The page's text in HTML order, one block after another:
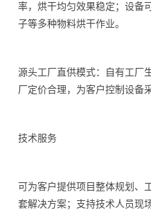
率，烘干均匀效果稳定；设备
子等多种物料烘干作业。
源头工厂直供模式：自有工厂
厂定价合理，为客户控制设备
技术服务
可为客户提供项目整体规划、
套解决方案；支持技术人员现